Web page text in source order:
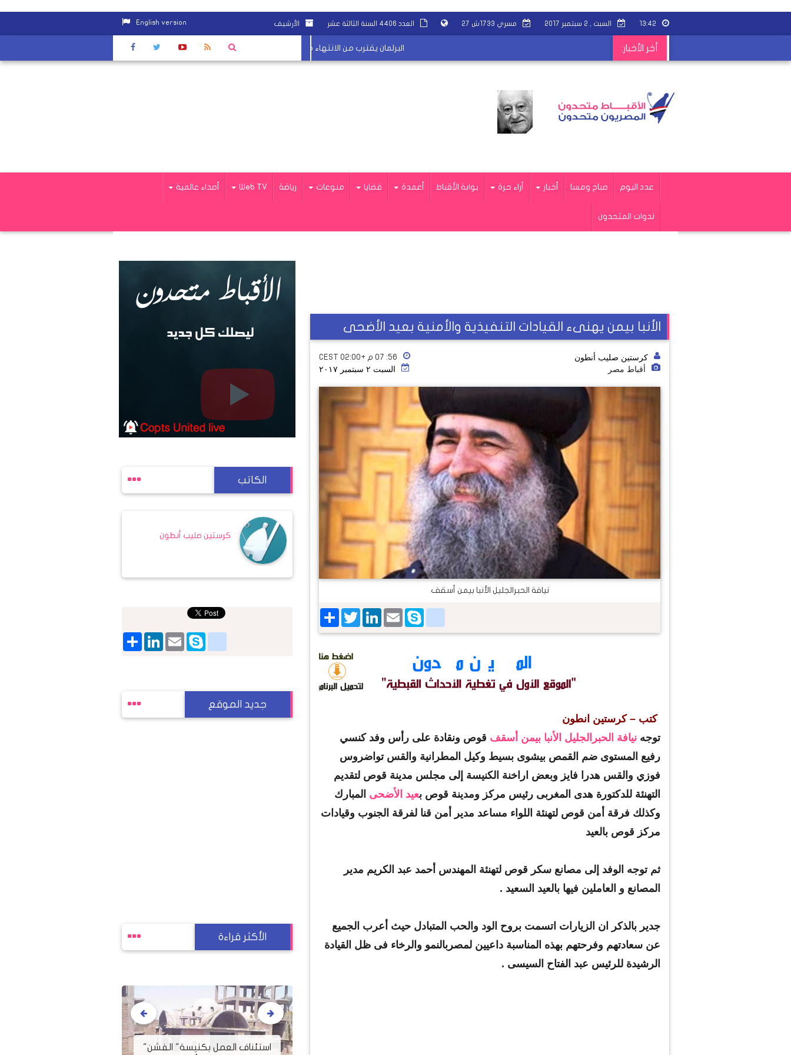
١٣:٤٢ السبت , ٢ سبتمبر ٢٠١٧ مسري ١٧٣٣ش ٢٧ العدد ٤٤٠٦ السنة الثالثة عشر الأرشيف English version
أخر الأخبار: البرلمان يقترب من الانتهاء من قانون السكة الحديد | والي: بدء عودة حجاج الجمعيات الأربعاء المقبل
عدد اليوم صباح ومسا أخبار أراء حرة بوابة الأقباط أعمدة قضايا منوعات رياضة Web TV أصداء عالمية
ندوات المتحدون
الأنبا بيمن يهنىء القيادات التنفيذية والأمنية بعيد الأضحى
كرستين صليب أنطون
أقباط مصر
٥٦: ٠٧ م +02:00 CEST
السبت ٢ سبتمبر ٢٠١٧
نيافة الحبرالجليل الأنبا بيمن أسقف
ShareTwitterLinkedIn EmailSkype
google_bookmarks
كتب – كرستين انطون
توجه نيافة الحبرالجليل الأنبا بيمن أسقف قوص ونقادة على رأس وفد كنسي
رفيع المستوى ضم القمص بيشوى بسيط وكيل المطرانية والقس تواضروس
فوزي والقس هدرا فايز وبعض اراخنة الكنيسة إلى مجلس مدينة قوص لتقديم
التهنئة للدكتورة هدى المغربى رئيس مركز ومدينة قوص بعيد الأضحى المبارك
وكذلك فرقة أمن قوص لتهنئة اللواء مساعد مدير أمن قنا لفرقة الجنوب وقيادات
مركز قوص بالعيد
ثم توجه الوفد إلى مصانع سكر قوص لتهنئة المهندس أحمد عبد الكريم مدير
المصانع و العاملين فيها بالعيد السعيد .
جدير بالذكر ان الزيارات اتسمت بروح الود والحب المتبادل حيث أعرب الجميع
عن سعادتهم وفرحتهم بهذه المناسبة داعيين لمصربالنمو والرخاء فى ظل القيادة
الرشيدة للرئيس عبد الفتاح السيسى .
الكاتب
كرستين صليب أنطون
ShareLinkedIn EmailSkype
google_bookmarks
جديد الموقع
الأكثر قراءة
استئناف العمل بكنيسة" الفشن"